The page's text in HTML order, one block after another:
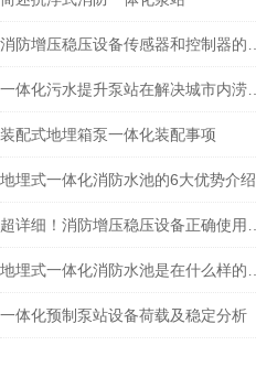
装配式地埋箱泵一体化装配事项
地埋式一体化消防水池的6大优势介绍
一体化预制泵站设备荷载及稳定分析